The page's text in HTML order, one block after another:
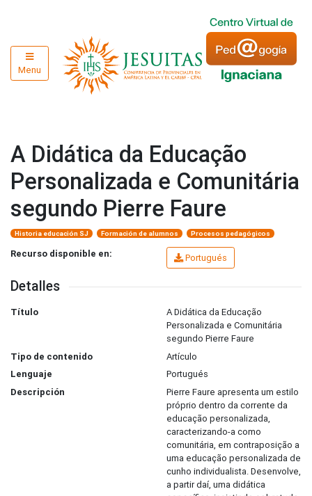
Menu
A Didática da Educação
Personalizada e Comunitária
segundo Pierre Faure
Historia educación SJ Formación de alumnos Procesos pedagógicos
Recurso disponible en: Portugués
Detalles
Título
A Didática da Educação
Personalizada e Comunitária
segundo Pierre Faure
Tipo de contenido
Artículo
Lenguaje
Portugués
Descripción
Pierre Faure apresenta um estilo
próprio dentro da corrente da
educação personalizada,
caracterizando-a como
comunitária, em contraposição a
uma educação personalizada de
cunho individualista. Desenvolve,
a partir daí, uma didática